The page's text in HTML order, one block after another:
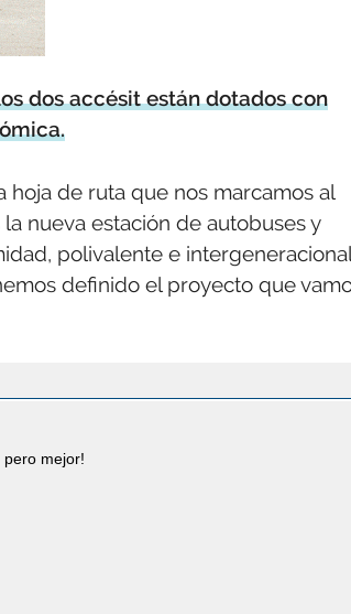
dos accésit están dotados con
hoja de ruta que nos marcamos al
nueva estación de autobuses y
polivalente e intergeneracional
definido el proyecto que
pero mejor!